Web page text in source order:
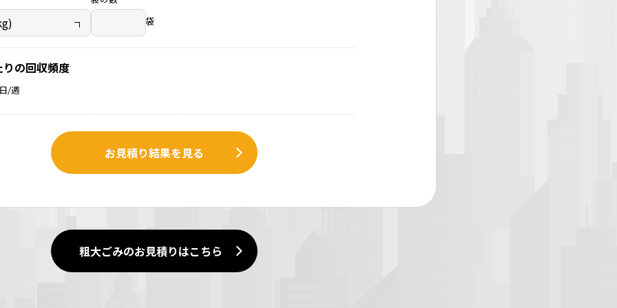
袋
の回収頻度
/週
お見積り結果を見る
粗大ごみのお見積りはこちら